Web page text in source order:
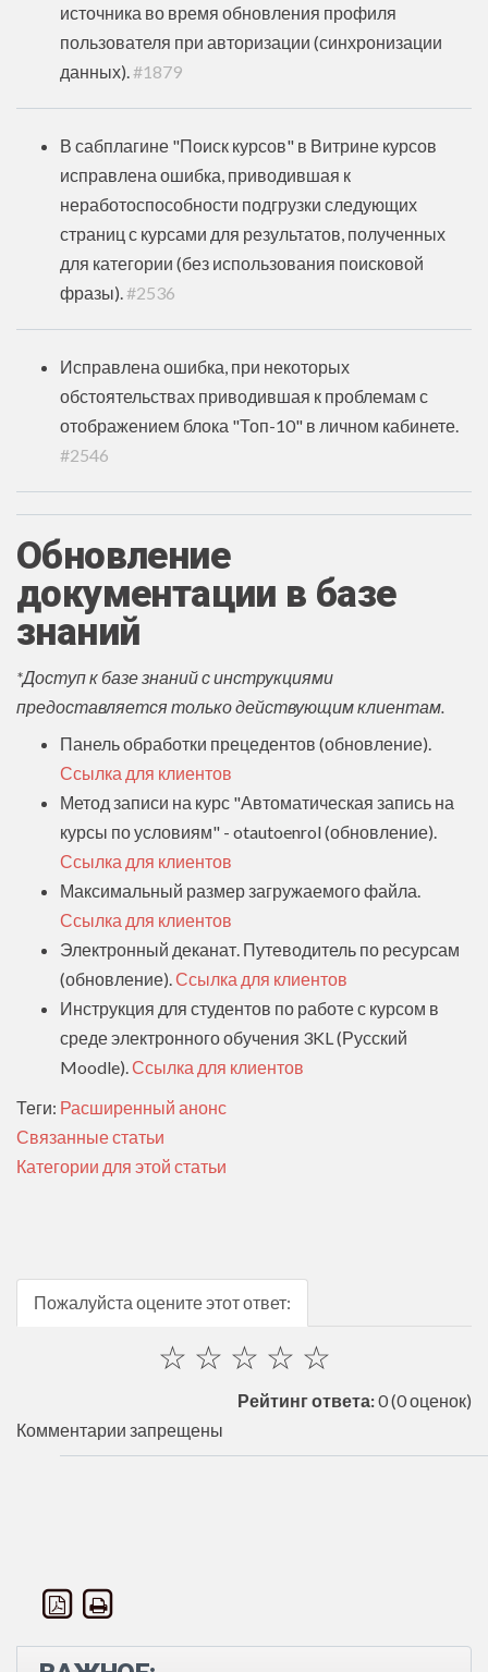
источника во время обновления профиля
пользователя при авторизации (синхронизации
данных). #1879
В сабплагине "Поиск курсов" в Витрине курсов
исправлена ошибка, приводившая к
неработоспособности подгрузки следующих
страниц с курсами для результатов, полученных
для категории (без использования поисковой
фразы) #2536
Исправлена ошибка, при некоторых
обстоятельствах приводившая к проблемам с
отображением блока "Топ-10" в личном кабинете.
#2546
Обновление
документации в базе
знаний
*Доступ к базе знаний с инструкциями
предоставляется только действующим клиентам.
Панель обработки прецедентов (обновление).
Ссылка для клиентов
Метод записи на курс "Автоматическая запись на
курсы по условиям" - otautoenrol (обновление).
Ссылка для клиентов
Максимальный размер загружаемого файла.
Ссылка для клиентов
Электронный деканат. Путеводитель по ресурсам
(обновление). Ссылка для клиентов
Инструкция для студентов по работе с курсом в
среде электронного обучения 3KL (Русский
Moodle). Ссылка для клиентов
Теги: Расширенный анонс
Связанные статьи
Категории для этой статьи
Пожалуйста оцените этот ответ:
☆
☆
☆
☆
☆
Рейтинг ответа:0(0 оценок)
Комментарии запрещены